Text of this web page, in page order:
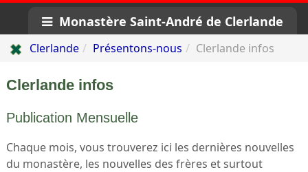
Monastère Saint-André de Clerlande
Clerlande Présentons-nous Clerlande infos
Clerlande infos
Publication Mensuelle
Chaque mois, vous trouverez ici les dernières nouvelles
du monastère, les nouvelles des frères et surtout